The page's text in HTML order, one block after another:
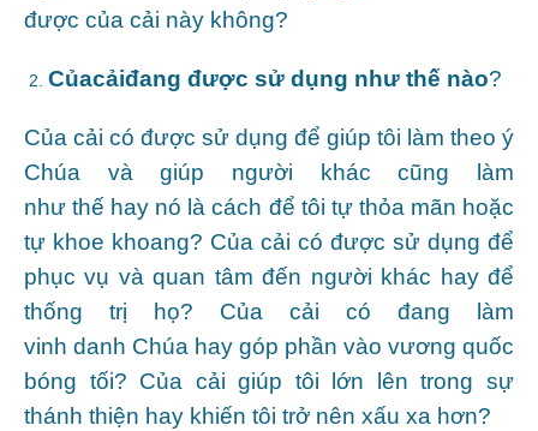
được của cải này không?
Củacảiđang được sử dụng như thế nào?
Của cải có được sử dụng để giúp tôi làm theo ý
Chúa và giúp người khác cũng làm
như thế hay nó là cách để tôi tự thỏa mãn hoặc
tự khoe khoang? Của cải có được sử dụng để
phục vụ và quan tâm đến người khác hay để
thống trị họ? Của cải
có
đang làm
vinh danh Chúa hay góp phần vào vương quốc
bóng tối? Của cải giúp tôi lớn lên trong sự
thánh thiện hay khiến tôi trở nên xấu xa hơn?